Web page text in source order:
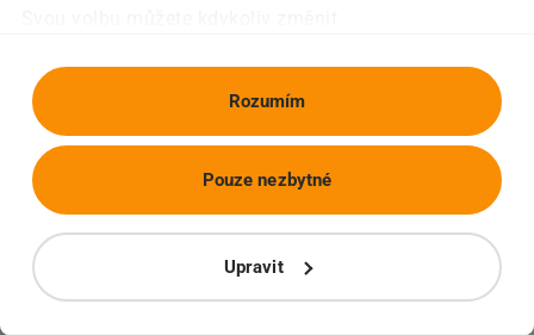
Rozumím
Upravit
Pouze nezbytné